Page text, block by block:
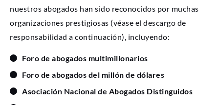
nuestros abogados han sido reconocidos por muchas
organizaciones prestigiosas (véase el descargo de
responsabilidad a continuación), incluyendo:
Foro de abogados multimillonarios
Foro de abogados del millón de dólares
Asociación Nacional de Abogados Distinguidos